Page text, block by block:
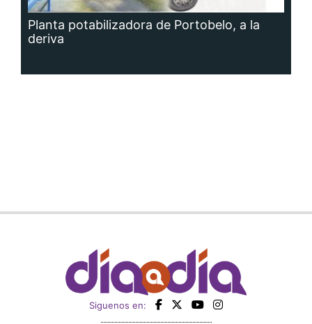
Planta potabilizadora de Portobelo, a la
deriva
Siguenos en: